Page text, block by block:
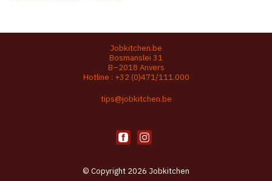
Jobkitchen.be
Bosmanslei 31
B–2018 Anvers
Hotline : +32 (0)471/111.000
tips@jobkitchen.be
© Copyright 2026 Jobkitchen